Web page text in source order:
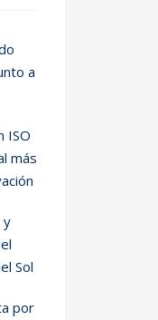
a
ISO
más
y
Sol
por